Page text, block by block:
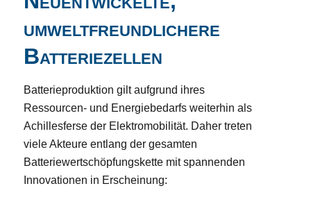
umweltfreundlichere
Batteriezellen
Batterieproduktion gilt aufgrund ihres
Ressourcen- und Energiebedarfs weiterhin als
Achillesferse der Elektromobilität. Daher treten
viele Akteure entlang der gesamten
Batteriewertschöpfungskette mit spannenden
Innovationen in Erscheinung: